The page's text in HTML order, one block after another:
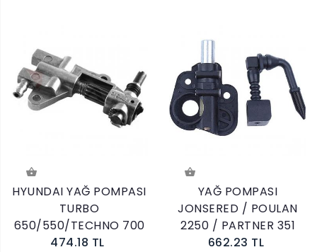
HYUNDAI YAĞ POMPASI
TURBO
650/550/TECHNO 700
474.18 TL
YAĞ POMPASI
JONSERED / POULAN
2250 / PARTNER 351
662.23 TL